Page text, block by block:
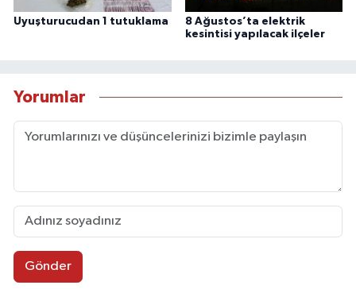
Uyuşturucudan 1 tutuklama
8 Ağustos’ta elektrik
kesintisi yapılacak ilçeler
Yorumlar
Gönder